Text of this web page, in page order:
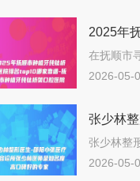
2025年
医院排
种植牙
在抚顺市
桥架整形
2026-05-
张少林
美容诊
口碑好
张少林整
诊所张少
2026-05-